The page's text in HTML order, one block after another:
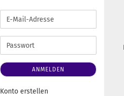
E-
Mail-
Adresse
Passwort
ANMELDEN
Konto erstellen